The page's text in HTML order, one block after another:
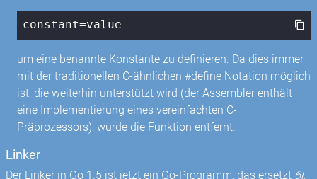
constant=value
um eine benannte Konstante zu definieren. Da dies immer
mit der traditionellen C-ähnlichen #define Notation möglich
ist, die weiterhin unterstützt wird (der Assembler enthält
eine Implementierung eines vereinfachten C-
Präprozessors), wurde die Funktion entfernt.
Linker
Der Linker in Go 1.5 ist jetzt ein Go-Programm, das ersetzt 6l,